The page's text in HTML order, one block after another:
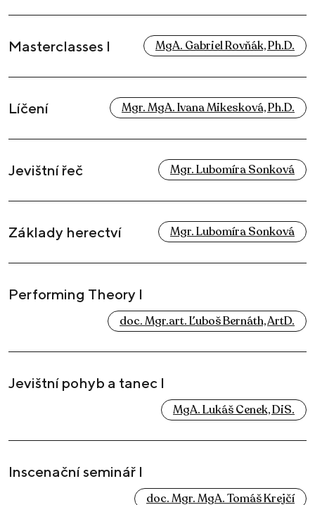
Masterclasses I MgA. Gabriel Rovňák, Ph.D.
Líčení Mgr. MgA. Ivana Mikesková, Ph.D.
Jevištní řeč Mgr. Lubomíra Sonková
Základy herectví Mgr. Lubomíra Sonková
Performing Theory I
doc. Mgr.art. Ľuboš Bernáth, ArtD.
Jevištní pohyb a tanec I
MgA. Lukáš Cenek, DiS.
Inscenační seminář I
doc. Mgr. MgA. Tomáš Krejčí